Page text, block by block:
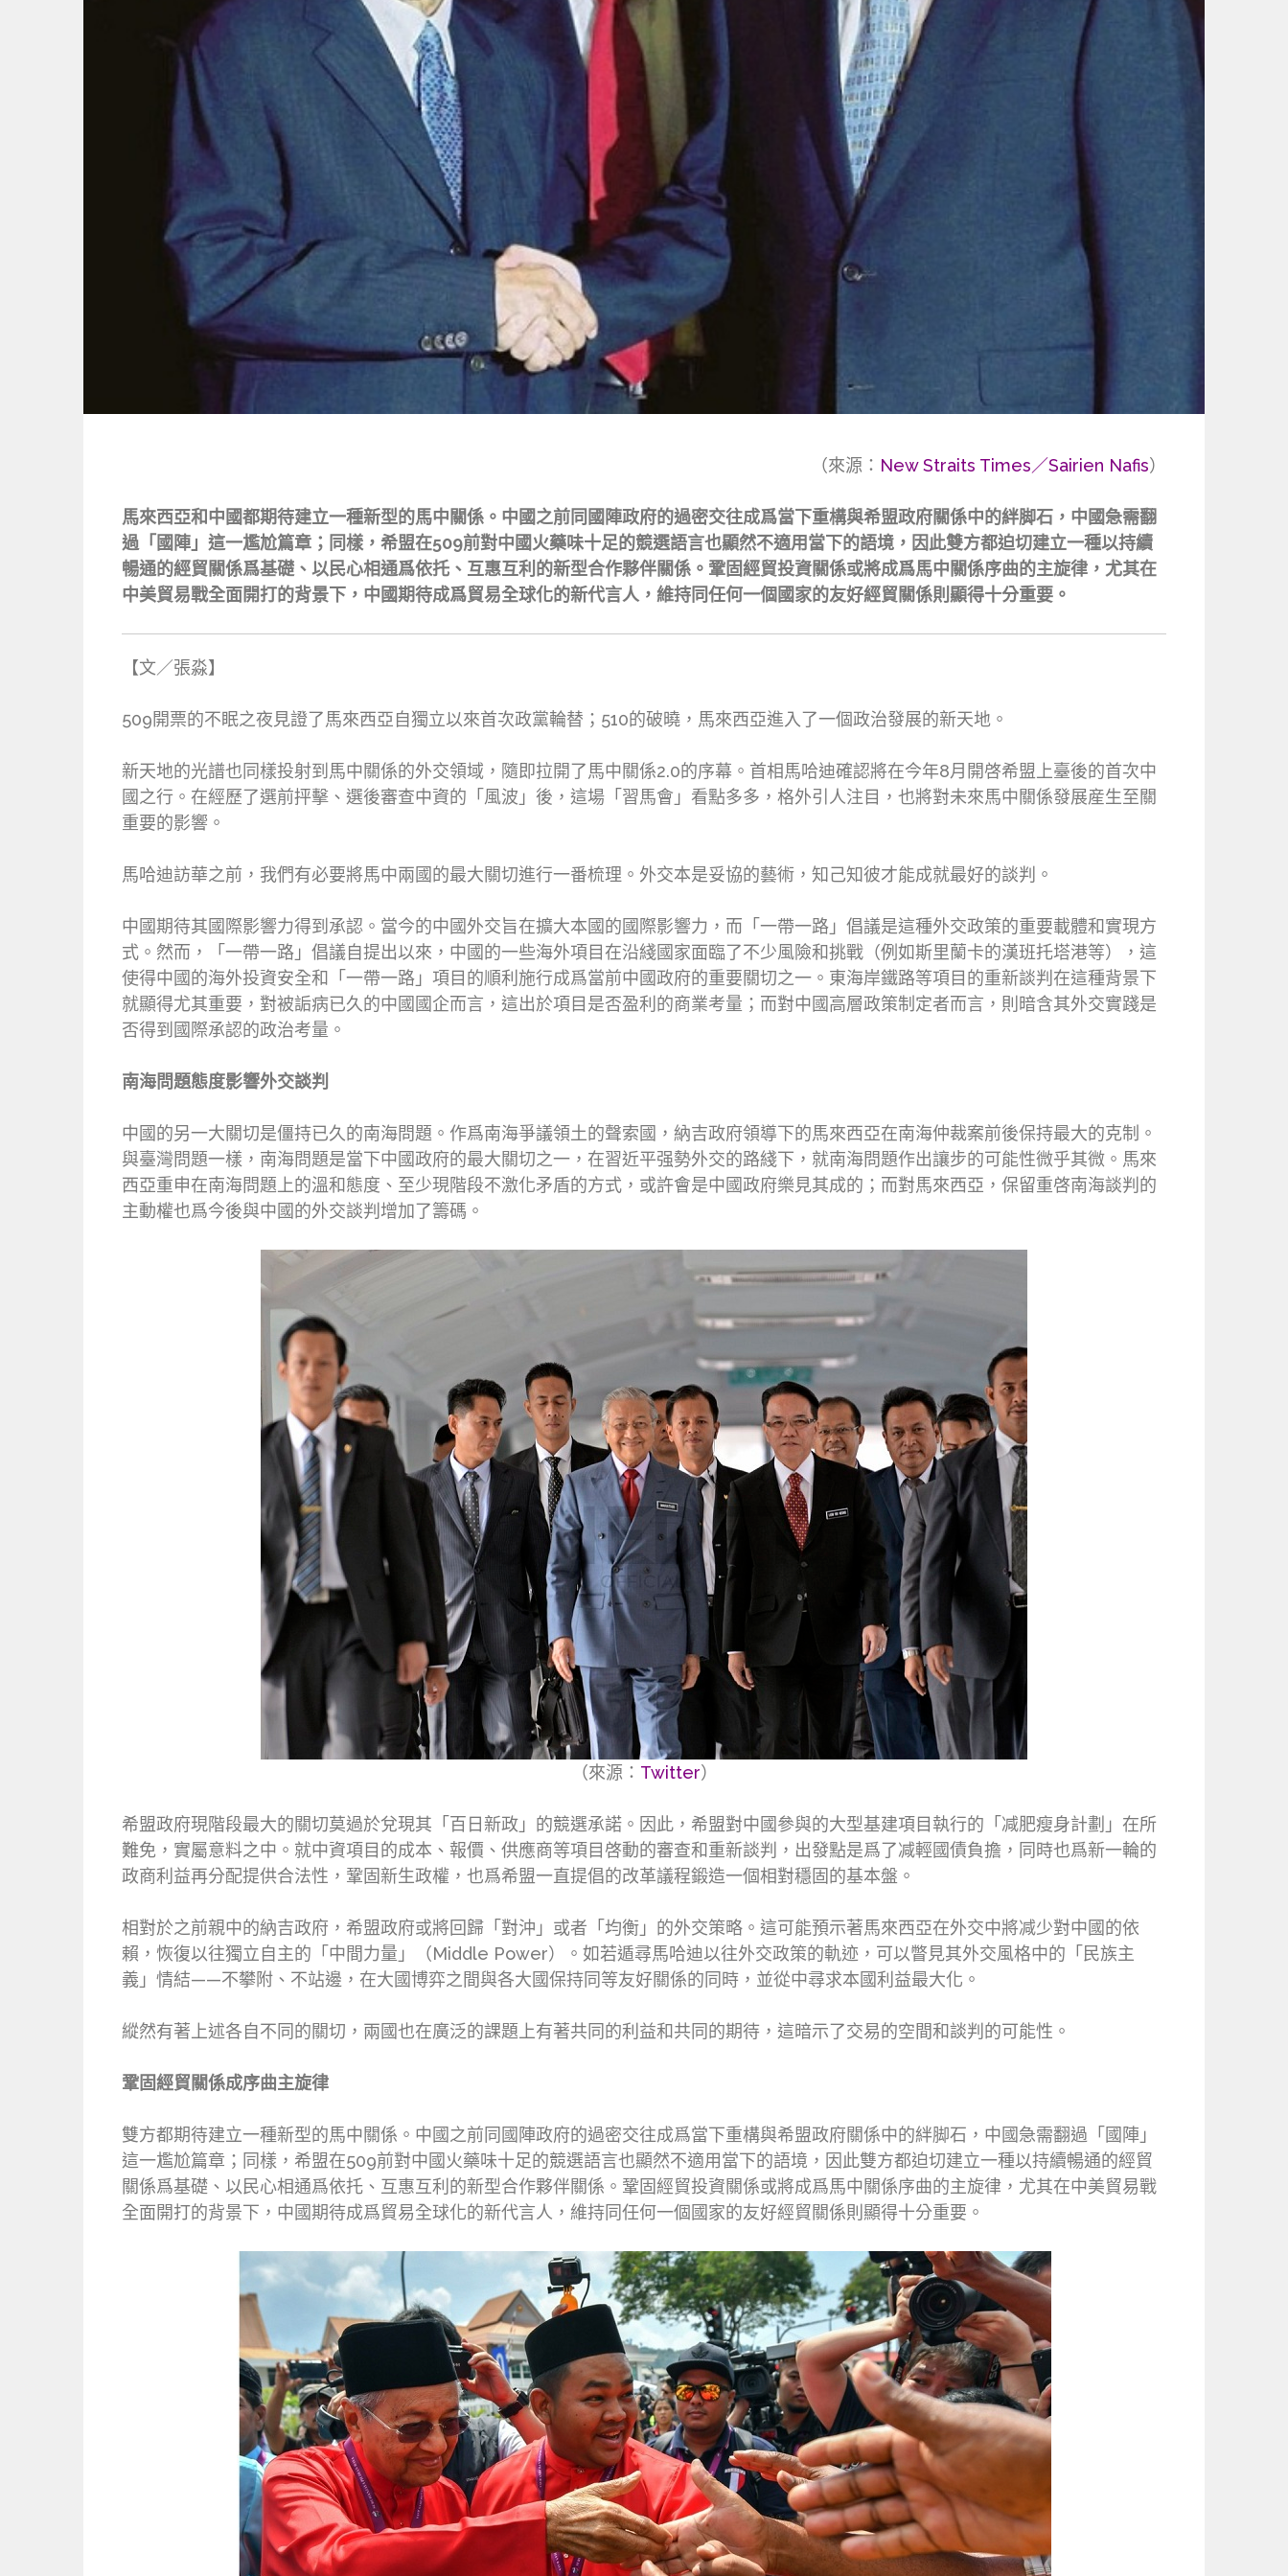
（來源： New Straits Times／Sairien Nafis）
馬來西亞和中國都期待建立一種新型的馬中關係。中國之前同國陣政府的過密交往成爲當下重構與希盟政府關係中的絆脚石，中國急需翻
過「國陣」這一尷尬篇章；同樣，希盟在509前對中國火藥味十足的競選語言也顯然不適用當下的語境，因此雙方都迫切建立一種以持續
暢通的經貿關係爲基礎、以民心相通爲依托、互惠互利的新型合作夥伴關係。鞏固經貿投資關係或將成爲馬中關係序曲的主旋律，尤其在
中美貿易戰全面開打的背景下，中國期待成爲貿易全球化的新代言人，維持同任何一個國家的友好經貿關係則顯得十分重要。
【文／張淼】
509開票的不眠之夜見證了馬來西亞自獨立以來首次政黨輪替；510的破曉，馬來西亞進入了一個政治發展的新天地。
新天地的光譜也同樣投射到馬中關係的外交領域，隨即拉開了馬中關係2.0的序幕。首相馬哈迪確認將在今年8月開啓希盟上臺後的首次中
國之行。在經歷了選前抨擊、選後審查中資的「風波」後，這場「習馬會」看點多多，格外引人注目，也將對未來馬中關係發展産生至關
重要的影響。
馬哈迪訪華之前，我們有必要將馬中兩國的最大關切進行一番梳理。外交本是妥協的藝術，知己知彼才能成就最好的談判。
中國期待其國際影響力得到承認。當今的中國外交旨在擴大本國的國際影響力，而「一帶一路」倡議是這種外交政策的重要載體和實現方
式。然而，「一帶一路」倡議自提出以來，中國的一些海外項目在沿綫國家面臨了不少風險和挑戰（例如斯里蘭卡的漢班托塔港等），這
使得中國的海外投資安全和「一帶一路」項目的順利施行成爲當前中國政府的重要關切之一。東海岸鐵路等項目的重新談判在這種背景下
就顯得尤其重要，對被詬病已久的中國國企而言，這出於項目是否盈利的商業考量；而對中國高層政策制定者而言，則暗含其外交實踐是
否得到國際承認的政治考量。
南海問題態度影響外交談判
中國的另一大關切是僵持已久的南海問題。作爲南海爭議領土的聲索國，納吉政府領導下的馬來西亞在南海仲裁案前後保持最大的克制。
與臺灣問題一樣，南海問題是當下中國政府的最大關切之一，在習近平强勢外交的路綫下，就南海問題作出讓步的可能性微乎其微。馬來
西亞重申在南海問題上的溫和態度、至少現階段不激化矛盾的方式，或許會是中國政府樂見其成的；而對馬來西亞，保留重啓南海談判的
主動權也爲今後與中國的外交談判增加了籌碼。
（來源： Twitter）
希盟政府現階段最大的關切莫過於兌現其「百日新政」的競選承諾。因此，希盟對中國參與的大型基建項目執行的「减肥瘦身計劃」在所
難免，實屬意料之中。就中資項目的成本、報價、供應商等項目啓動的審查和重新談判，出發點是爲了减輕國債負擔，同時也爲新一輪的
政商利益再分配提供合法性，鞏固新生政權，也爲希盟一直提倡的改革議程鍛造一個相對穩固的基本盤。
相對於之前親中的納吉政府，希盟政府或將回歸「對沖」或者「均衡」的外交策略。這可能預示著馬來西亞在外交中將减少對中國的依
賴，恢復以往獨立自主的「中間力量」（Middle Power）。如若遁尋馬哈迪以往外交政策的軌迹，可以瞥見其外交風格中的「民族主
義」情結——不攀附、不站邊，在大國博弈之間與各大國保持同等友好關係的同時，並從中尋求本國利益最大化。
縱然有著上述各自不同的關切，兩國也在廣泛的課題上有著共同的利益和共同的期待，這暗示了交易的空間和談判的可能性。
鞏固經貿關係成序曲主旋律
雙方都期待建立一種新型的馬中關係。中國之前同國陣政府的過密交往成爲當下重構與希盟政府關係中的絆脚石，中國急需翻過「國陣」
這一尷尬篇章；同樣，希盟在509前對中國火藥味十足的競選語言也顯然不適用當下的語境，因此雙方都迫切建立一種以持續暢通的經貿
關係爲基礎、以民心相通爲依托、互惠互利的新型合作夥伴關係。鞏固經貿投資關係或將成爲馬中關係序曲的主旋律，尤其在中美貿易戰
全面開打的背景下，中國期待成爲貿易全球化的新代言人，維持同任何一個國家的友好經貿關係則顯得十分重要。